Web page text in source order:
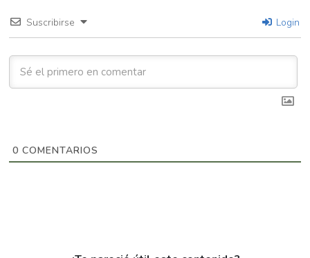
Suscribirse Login
0 COMENTARIOS